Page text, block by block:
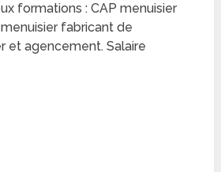
formations : CAP menuisier
fabricant de
et agencement. Salaire